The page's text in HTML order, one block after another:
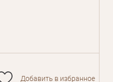
Добавить в избранное